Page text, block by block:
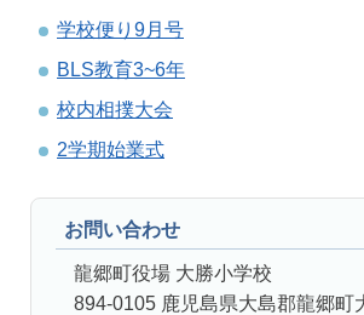
学校便り9月号
BLS教育3~6年
校内相撲大会
2学期始業式
お問い合わせ
龍郷町役場 大勝小学校
894-0105 鹿児島県大島郡龍郷町